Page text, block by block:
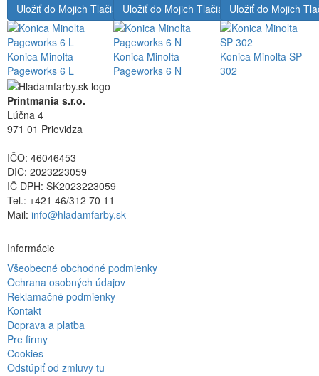
Uložiť do Mojich Tlačiarní
Konica Minolta
Pageworks 6 L
Uložiť do Mojich Tlačiarní
Konica Minolta
Pageworks 6 N
Uložiť do Mojich
Konica Minolta SP
302
Printmania s.r.o.
Lúčna 4
971 01 Prievidza
IČO: 46046453
DIČ: 2023223059
IČ DPH: SK2023223059
Tel.: +421 46/312 70 11
Mail: info@hladamfarby.sk
Informácie
Všeobecné obchodné podmienky
Ochrana osobných údajov
Reklamačné podmienky
Kontakt
Doprava a platba
Pre firmy
Cookies
Odstúpiť od zmluvy tu